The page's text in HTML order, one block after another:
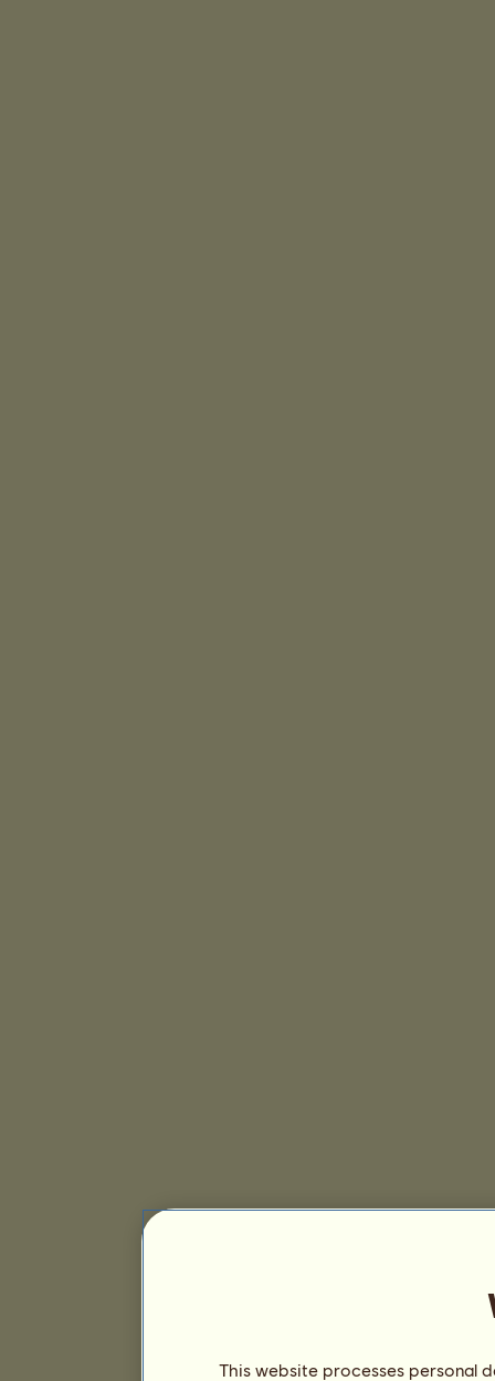
This website processes personal